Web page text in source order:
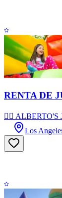
RENTA DE
🤸‍♂️ ALBERTO'S
Los